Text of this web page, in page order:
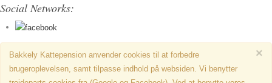
Social Networks:
×
Bakkely Kattepension anvender cookies til at forbedre
brugeroplevelsen, samt tilpasse indhold på websiden. Vi benytter